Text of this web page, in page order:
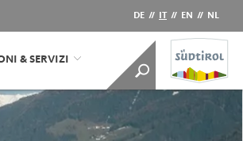
DE // IT // EN // NL
& SERVIZI